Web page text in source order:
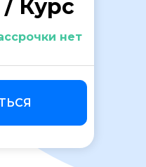
Курс
нет